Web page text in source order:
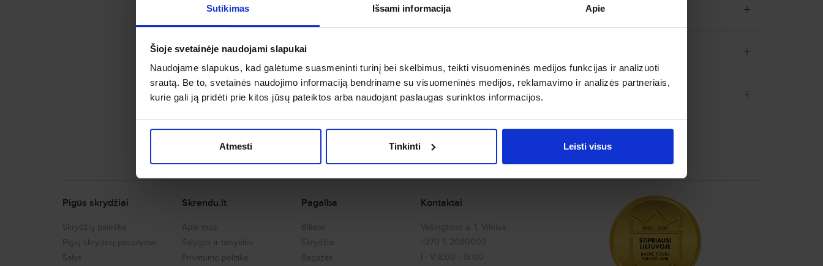
Sutikimas Išsami informacija Apie
Šioje svetainėje naudojami slapukai
Naudojame slapukus, kad galėtume suasmeninti turinį bei skelbimus, teikti visuomeninės medijos funkcijas ir analizuoti
srautą. Be to, svetainės naudojimo informaciją bendriname su visuomeninės medijos, reklamavimo ir analizės partneriais,
kurie gali ją pridėti prie kitos jūsų pateiktos arba naudojant paslaugas surinktos informacijos.
Atmesti Tinkinti Leisti visus
Ką svarbiausia pasitikrinti prieš skrydį? +
Kaip galima pakeisti skrydžio datą? +
Ką daryti jeigu bagažas vėluoja arba dingo? +
Pigūs skrydžiai
Skrydžių paieška
Pigių skrydžių pasiūlymai
Šalys
Skrendu.lt
Apie mus
Sąlygos ir taisyklės
Privatumo politika
Pagalba
Bilietai
Skrydžiai
Bagažas
Kontaktai
Vašingtono a. 1, Vilnius
+370 5 2080000
I - V 8:00 - 18:00